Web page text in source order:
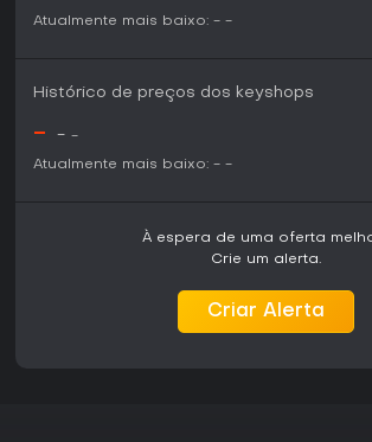
Atualmente mais baixo: - -
Histórico de preços dos keyshops
- - -
Atualmente mais baixo: - -
À espera de uma oferta
Crie um alerta.
Criar Alerta